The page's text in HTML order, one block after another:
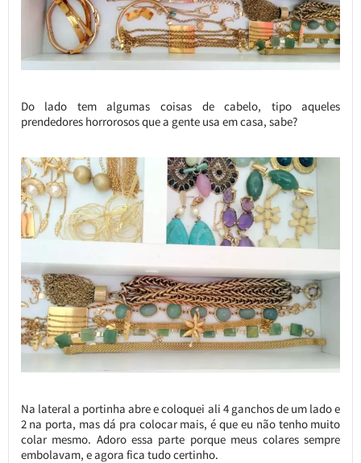
Do lado tem algumas coisas de cabelo, tipo aqueles
prendedores horrorosos que a gente usa em casa, sabe?
Na lateral a portinha abre e coloquei ali 4 ganchos de um lado e
2 na porta, mas dá pra colocar mais, é que eu não tenho muito
colar mesmo. Adoro essa parte porque meus colares sempre
embolavam, e agora fica tudo certinho.